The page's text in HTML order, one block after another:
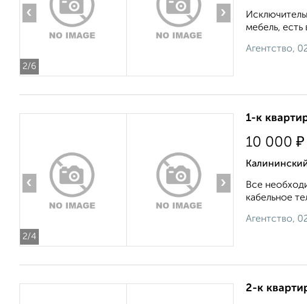
2/6
‹ ›
мебель, есть
Агентство,
2/4
‹ ›
1-к
10 000 ₽
Все
кабельное
Агентство,
2-к